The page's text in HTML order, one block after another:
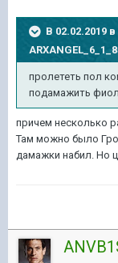
В 02.02.2019
пролететь пол
подамажить
причем несколько
Там можно было
дамажки набил. Но